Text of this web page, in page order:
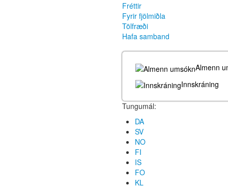
Fréttir
Fyrir fjölmiðla
Tölfræði
Hafa samband
Almenn
Innskráning
Tungumál:
DA
SV
NO
FI
IS
FO
KL